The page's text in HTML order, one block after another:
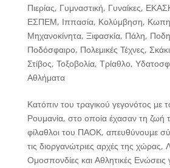
Πιερίας, Γυμναστική, Γυναίκες,
ΕΣΠΕΜ, Ιππασία, Κολύμβηση,
Μηχανοκίνητα, Ξιφασκία, Πάλη,
Ποδόσφαιρο, Πολεμικές Τέχνες, Σκάκι
Στίβος, Τοξοβολία, Τρίαθλο,
Αθλήματα
Κατόπιν του τραγικού γεγονότος με
Ρουμανία, στο οποία έχασαν τη ζωή
φίλαθλοι του ΠΑΟΚ, απευθύνουμε
τις διοργανώτριες αρχές της χώρας,
Ομοσπονδίες και Αθλητικές